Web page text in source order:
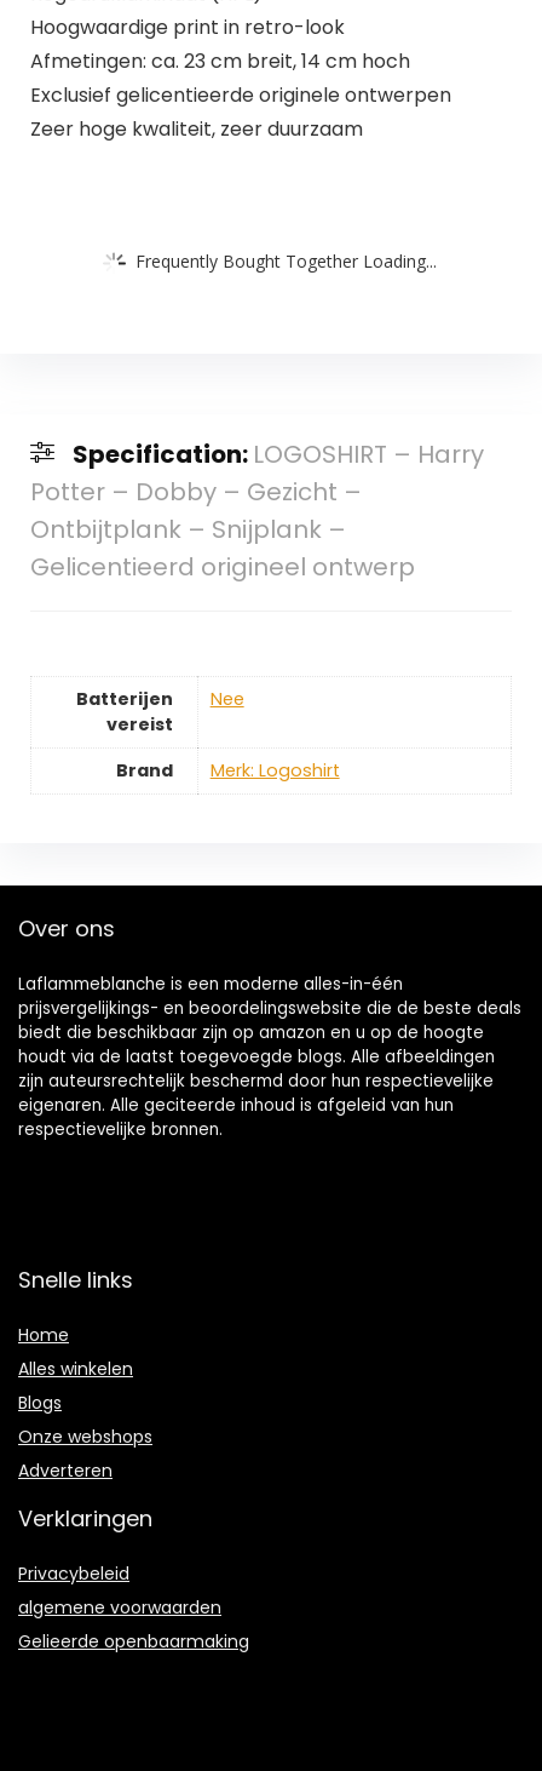
Hoogwaardige print in retro-look
Afmetingen: ca. 23 cm breit, 14 cm hoch
Exclusief gelicentieerde originele ontwerpen
Zeer hoge kwaliteit, zeer duurzaam
Frequently Bought Together Loading...
Specification: LOGOSHIRT – Harry
Potter – Dobby – Gezicht –
Ontbijtplank – Snijplank –
Gelicentieerd origineel ontwerp
Batterijen
vereist
‎Nee
Brand Merk: Logoshirt
Over ons
Laflammeblanche is een moderne alles-in-één
prijsvergelijkings- en beoordelingswebsite die de beste deals
biedt die beschikbaar zijn op amazon en u op de hoogte
houdt via de laatst toegevoegde blogs. Alle afbeeldingen
zijn auteursrechtelijk beschermd door hun respectievelijke
eigenaren. Alle geciteerde inhoud is afgeleid van hun
respectievelijke bronnen.
Snelle links
Home
Alles winkelen
Blogs
Onze webshops
Adverteren
Verklaringen
Privacybeleid
algemene voorwaarden
Gelieerde openbaarmaking